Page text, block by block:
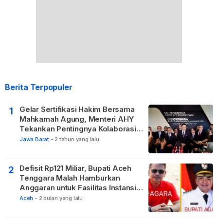
Berita Terpopuler
1
Gelar Sertifikasi Hakim Bersama
Mahkamah Agung, Menteri AHY
Tekankan Pentingnya Kolaborasi
untuk Hadirkan Keadilan bagi
Jawa Barat - 2 tahun yang lalu
2
Defisit Rp121 Miliar, Bupati Aceh
Tenggara Malah Hamburkan
Anggaran untuk Fasilitas Instansi
Vertikal
Aceh - 2 bulan yang lalu